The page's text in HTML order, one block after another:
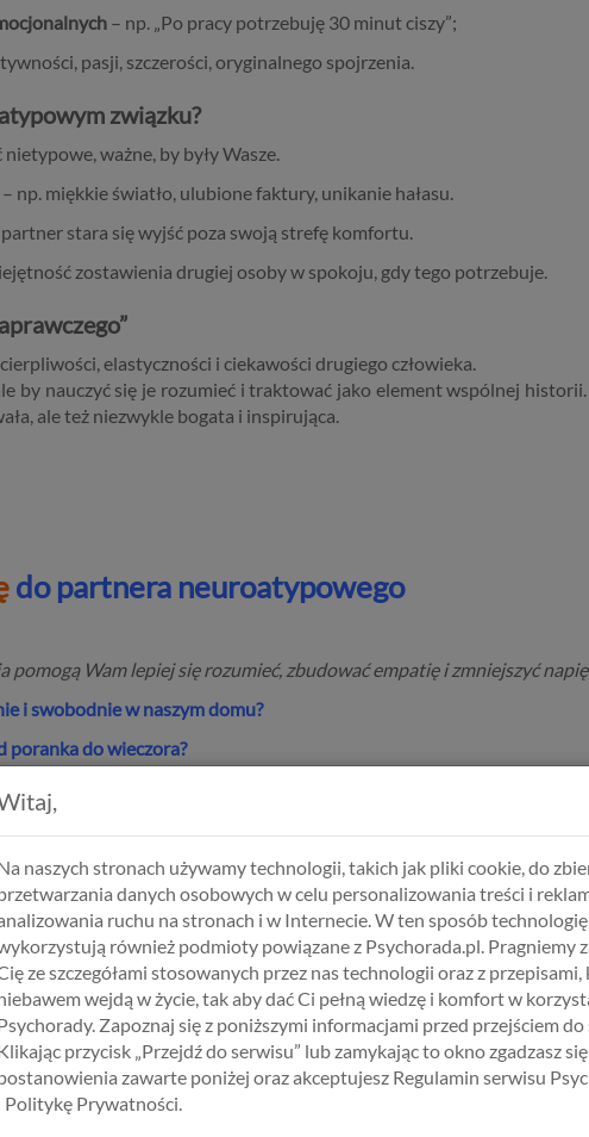
– np. „Po pracy potrzebuję 30 minut ciszy”;
pasji, szczerości, oryginalnego spojrzenia.
związku?
ważne, by były Wasze.
– np. miękkie światło, ulubione faktury, unikanie hałasu.
stara się wyjść poza swoją strefę komfortu.
zostawienia drugiej osoby w spokoju, gdy tego potrzebuje.
elastyczności i ciekawości drugiego człowieka.
by nauczyć się je rozumieć i traktować jako element wspólnej
ale też niezwykle bogata i inspirująca.
do partnera neuroatypowego
pomogą Wam lepiej się rozumieć, zbudować empatię i zmniejszyć
i swobodnie w naszym domu?
poranka do wieczora?
a lub przytłoczony/a?
wyzwaniem – i jak mogę Cię wtedy wesprzeć?
przerwy lub przestrzeni?
chciałbyś/chciałabyś, żebym lepiej poznał/a?
a które Cię drażnią lub stresują?
i wsparcie – w codziennych gestach?
nasza komunikacja, gdy pojawiają się konflikty?
rutyny, żebysmy oboje czuli się lepiej w związku?
omawiać jedno pytanie dziennie, przy kawie lub podczas spaceru.
naszych stronach używamy technologii, takich jak pliki cookie, do
danych osobowych w celu personalizowania treści i
ruchu na stronach i w Internecie. W ten sposób
również podmioty powiązane z Psychorada.pl. Pragniemy
ze szczegółami stosowanych przez nas technologii oraz z przepisami,
wejdą w życie, tak aby dać Ci pełną wiedzę i komfort w
Zapoznaj się z poniższymi informacjami przed przejściem do
przycisk „Przejdź do serwisu” lub zamykając to okno zgadzasz
zawarte poniżej oraz akceptujesz Regulamin serwisu
Politykę Prywatności.